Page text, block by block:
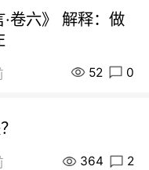
卷六》 解释：做
52 0
364 2